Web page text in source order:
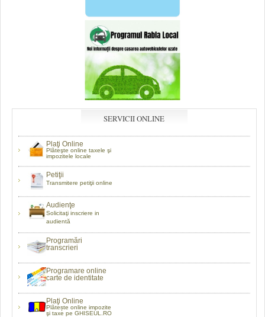
SERVICII ONLINE
Plaţi Online
Plăteşte online taxele şi
impozitele locale
Petiţii
Transmitere petiţii online
Audienţe
Solicitaţi inscriere in
audientă
Programări
transcrieri
Programare online
carte de identitate
Plaţi Online
Plătește online impozite
şi taxe pe GHISEUL.RO